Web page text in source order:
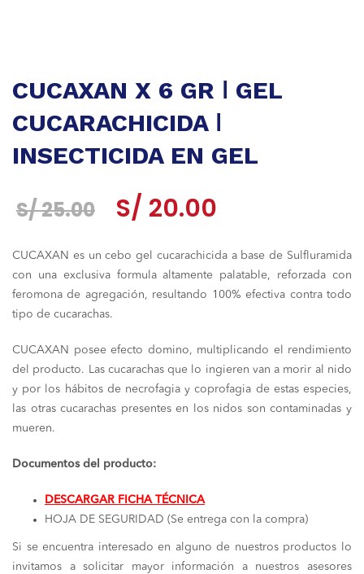
CUCAXAN X 6 GR ǀ GEL
CUCARACHICIDA ǀ
INSECTICIDA EN GEL
S/25.00
El
original
era:
S/ 20.00
actual
es:
CUCAXAN es un cebo gel cucarachicida a base de Sulfluramida
con una exclusiva formula altamente palatable, reforzada con
feromona de agregación, resultando 100% efectiva contra todo
tipo de cucarachas.
CUCAXAN posee efecto domino, multiplicando el rendimiento
del producto. Las cucarachas que lo ingieren van a morir al nido
y por los hábitos de necrofagia y coprofagia de estas especies,
las otras cucarachas presentes en los nidos son contaminadas y
mueren.
Documentos del producto:
DESCARGAR FICHA TÉCNICA
HOJA DE SEGURIDAD (Se entrega con la compra)
Si se encuentra interesado en alguno de nuestros productos lo
invitamos a solicitar mayor información a nuestros asesores